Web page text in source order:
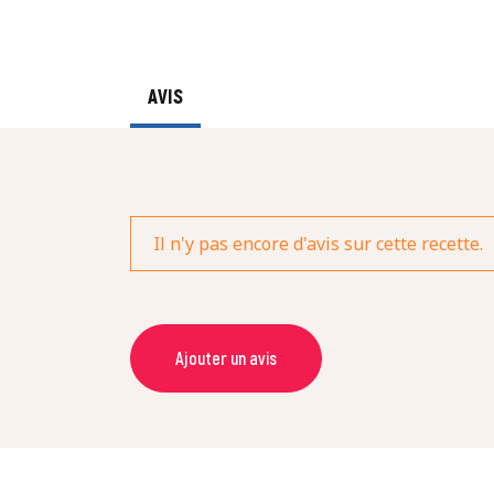
AVIS
Il n'y pas encore d'avis sur cette recette.
Ajouter un avis
NOM *